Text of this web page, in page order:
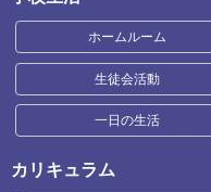
ホームルーム
生徒会活動
一日の生活
カリキュラム